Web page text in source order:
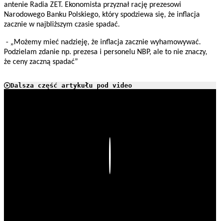
antenie Radia ZET. Ekonomista przyznał rację prezesowi
Narodowego Banku Polskiego, który spodziewa się, że inflacja
zacznie w najbliższym czasie spadać.
- „Możemy mieć nadzieję, że inflacja zacznie wyhamowywać.
Podzielam zdanie np. prezesa i personelu NBP, ale to nie znaczy,
że ceny zaczną spadać”
Dalsza część artykułu pod video